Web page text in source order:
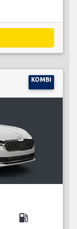
KOMBI
local_gas_station